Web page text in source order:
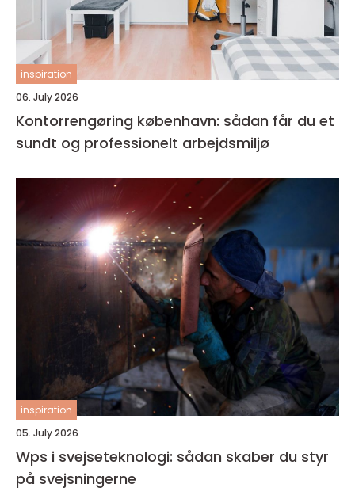
inspiration
06. July 2026
Kontorrengøring københavn: sådan får du et
sundt og professionelt arbejdsmiljø
inspiration
05. July 2026
Wps i svejseteknologi: sådan skaber du styr
på svejsningerne